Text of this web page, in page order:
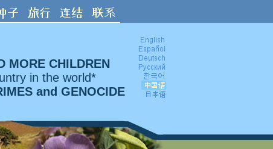
MORE CHILDREN
in the world*
and GENOCIDE